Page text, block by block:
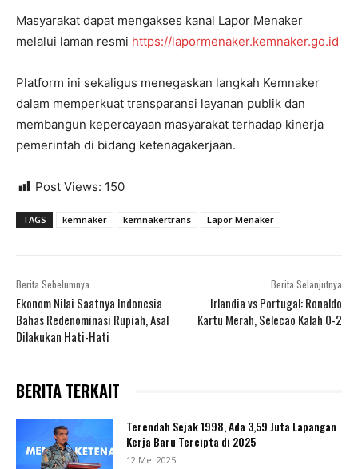
Masyarakat dapat mengakses kanal Lapor Menaker
melalui laman resmi https://lapormenaker.kemnaker.go.id
Platform ini sekaligus menegaskan langkah Kemnaker
dalam memperkuat transparansi layanan publik dan
membangun kepercayaan masyarakat terhadap kinerja
pemerintah di bidang ketenagakerjaan.
Post Views: 150
TAGS kemnaker kemnakertrans Lapor Menaker
Berita Sebelumnya
Ekonom Nilai Saatnya Indonesia
Bahas Redenominasi Rupiah, Asal
Dilakukan Hati-Hati
Berita Selanjutnya
Irlandia vs Portugal: Ronaldo
Kartu Merah, Selecao Kalah 0-2
BERITA TERKAIT
Terendah Sejak 1998, Ada 3,59 Juta Lapangan
Kerja Baru Tercipta di 2025
12 Mei 2025